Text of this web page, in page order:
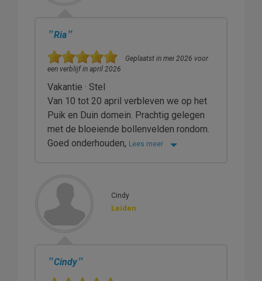
"Ria"
Geplaatst in mei 2026 voor
een verblijf in april 2026
Vakantie · Stel
Van 10 tot 20 april verbleven we op het
Puik en Duin domein. Prachtig gelegen
met de bloeiende bollenvelden rondom.
Goed onderhouden, Lees meer
Cindy
Leiden
"Cindy"